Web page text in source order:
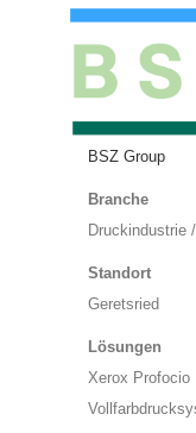
BSZ Group
Branche
Druckindustrie
Standort
Geretsried
Lösungen
Xerox Profocio